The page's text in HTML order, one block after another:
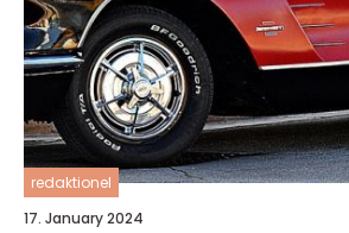
redaktionel
17. January 2024